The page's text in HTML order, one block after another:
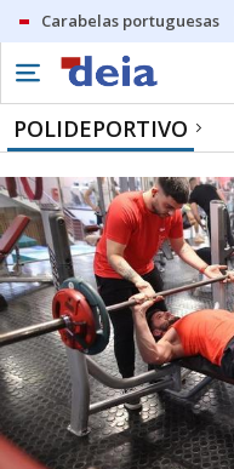
Carabelas portuguesas
POLIDEPORTIVO